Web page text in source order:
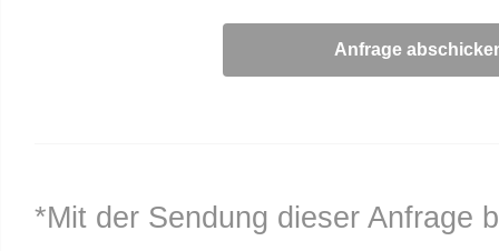
*Mit der Sendung dieser Anfrage